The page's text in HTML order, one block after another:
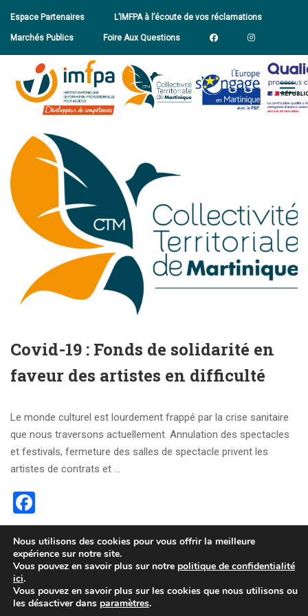
Espace Partenaires L’IMFPA à l’écoute de vos réclamations
Marchés Publics Foire Aux Questions
Covid-19 : Fonds de solidarité en
faveur des artistes en difficulté
Le monde culturel est lourdement frappé par la crise sanitaire
que nous traversons actuellement. Annulation des spectacles
et festivals, fermeture des salles de spectacle privent les
artistes de contrats et …
READ MORE
Tous droits réservés © 2024 IMFPA -
Nous utilisons des cookies pour vous offrir la meilleure
expérience sur notre site.
Vous pouvez en savoir plus sur notre politique de confidentialité
ici.
Vous pouvez en savoir plus sur les cookies que nous utilisons ou
les désactiver dans paramètres.